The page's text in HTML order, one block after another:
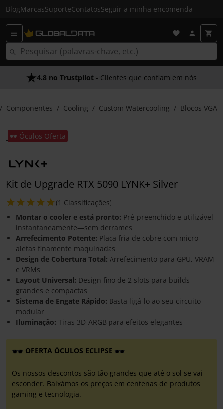
BlogMarcasSuporteContatosSeguir a minha encomenda
4.8 no Trustpilot - Clientes que confiam em nós
Componentes Cooling Custom Watercooling Blocos VGA
🕶️ Óculos Oferta
Kit de Upgrade RTX 5090 LYNK+ Silver
(1 Classificações)
Montar o cooler e está pronto: Pré-preenchido e utilizável
instantaneamente—sem derrames
Arrefecimento Potente: Placa fria de cobre com micro
aletas finamente maquinadas
Design de Cobertura Total: Arrefecimento para GPU, VRAM
e VRMs
Layout Universal: Design fino de 2 slots para builds
grandes e compactas
Sistema de Engate Rápido: Basta ligá-lo ao seu circuito
modular
Iluminação: Tiras 3D-ARGB para efeitos elegantes
OFERTA ÓCULOS ECLIPSE
Os nossos descontos são tão grandes que até o sol se vai
esconder. Baixámos os preços em centenas de produtos
gaming e tecnologia.